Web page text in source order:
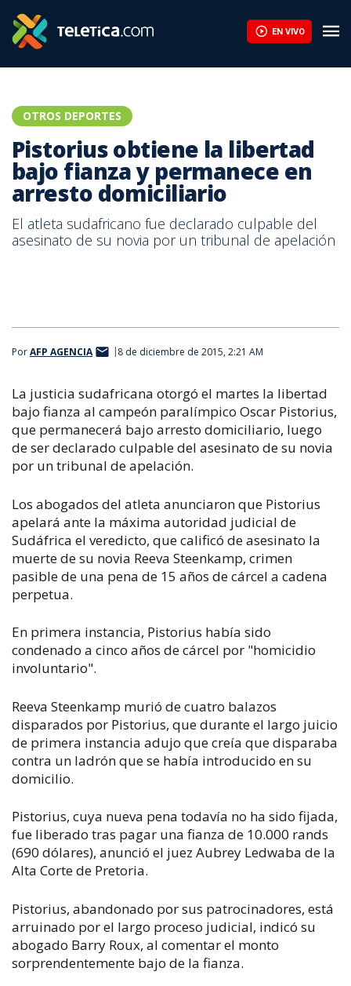
EN VIVO
OTROS DEPORTES
Pistorius obtiene la libertad
bajo fianza y permanece en
arresto domiciliario
El atleta sudafricano fue declarado culpable del
asesinato de su novia por un tribunal de apelación
PorAFP AGENCIA 8 de diciembre de 2015, 2:21 AM
La justicia sudafricana otorgó el martes la libertad
bajo fianza al campeón paralímpico Oscar Pistorius,
que permanecerá bajo arresto domiciliario, luego
de ser declarado culpable del asesinato de su novia
por un tribunal de apelación.
Los abogados del atleta anunciaron que Pistorius
apelará ante la máxima autoridad judicial de
Sudáfrica el veredicto, que calificó de asesinato la
muerte de su novia Reeva Steenkamp, crimen
pasible de una pena de 15 años de cárcel a cadena
perpetua.
En primera instancia, Pistorius había sido
condenado a cinco años de cárcel por "homicidio
involuntario".
Reeva Steenkamp murió de cuatro balazos
disparados por Pistorius, que durante el largo juicio
de primera instancia adujo que creía que disparaba
contra un ladrón que se había introducido en su
domicilio.
Pistorius, cuya nueva pena todavía no ha sido fijada,
fue liberado tras pagar una fianza de 10.000 rands
(690 dólares), anunció el juez Aubrey Ledwaba de la
Alta Corte de Pretoria.
Pistorius, abandonado por sus patrocinadores, está
arruinado por el largo proceso judicial, indicó su
abogado Barry Roux, al comentar el monto
sorprendentemente bajo de la fianza.